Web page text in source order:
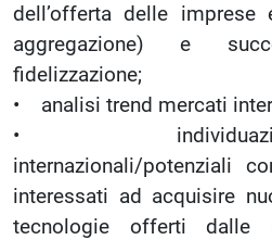
dell’offerta delle
aggregazione) e
fidelizzazione;
• analisi trend mercati
•
internazionali/potenziali
interessati ad acquisire
tecnologie offerti dalle